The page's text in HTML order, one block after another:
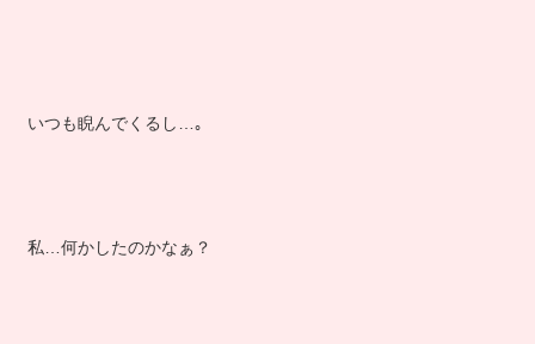
いつも睨んでくるし…｡
私…何かしたのかなぁ？